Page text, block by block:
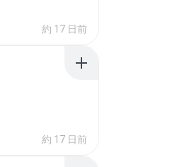
約 17 日前
約 17 日前